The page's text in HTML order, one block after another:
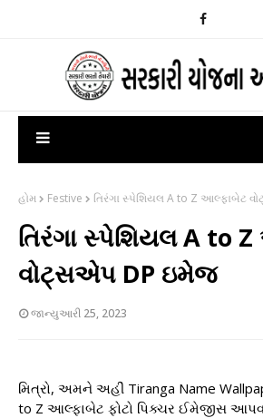
હોમ Festive તિરંગા સ્પેશિયલ A to Z આલ્ફાબેટ
તિરંગા સ્પેશિયલ A to
વોટ્સએપ DP ઇમેજ
જાન્યુઆરી 25, 2023
મિત્રો, અમને અહીં Tiranga Name
to Z આલ્ફાબેટ ફોટો પિક્ચર ઈમેજીસ